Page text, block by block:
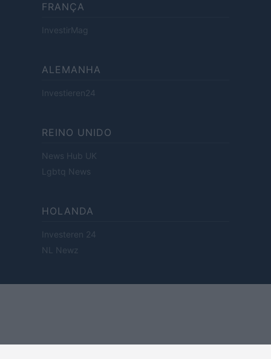
FRANÇA
InvestirMag
ALEMANHA
Investieren24
REINO UNIDO
News Hub UK
Lgbtq News
HOLANDA
Investeren 24
NL Newz